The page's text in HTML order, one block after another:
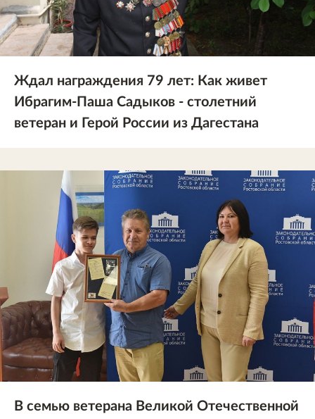
Ждал награждения 79 лет: Как живет
Ибрагим-Паша Садыков - столетний
ветеран и Герой России из Дагестана
В семью ветерана Великой Отечественной